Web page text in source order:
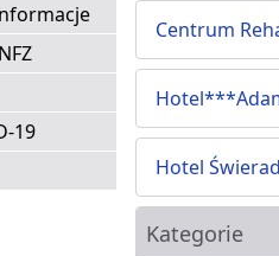
19
Centrum
Hotel
Kategorie